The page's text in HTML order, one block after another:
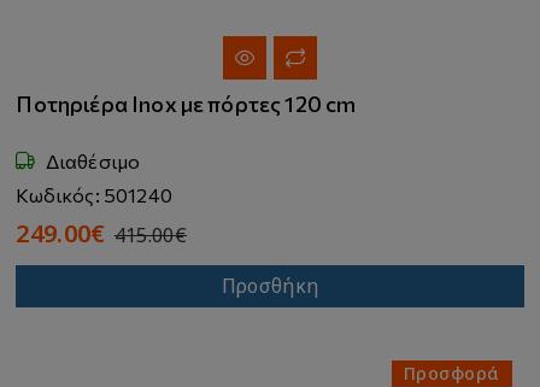
Ποτηριέρα Inox με πόρτες 120 cm
Διαθέσιμο
Κωδικός: 501240
249.00€ 415.00€
Προσθήκη
Προσφορά